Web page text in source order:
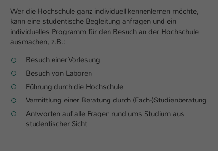
Wer die Hochschule ganz individuell kennenlernen möchte,
kann eine studentische Begleitung anfragen und ein
individuelles Programm für den Besuch an der Hochschule
ausmachen, z.B.:
Besuch einer Vorlesung
Besuch von Laboren
Führung durch die Hochschule
Vermittlung einer Beratung durch (Fach-)Studienberatung
Antworten auf alle Fragen rund ums Studium aus
studentischer Sicht